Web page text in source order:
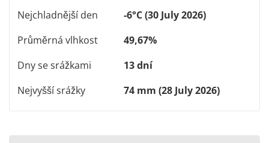
Nejchladnější den
-6°C (30 July 2026)
Průměrná vlhkost
49,67%
Dny se srážkami
13 dní
Nejvyšší srážky
74 mm (28 July 2026)